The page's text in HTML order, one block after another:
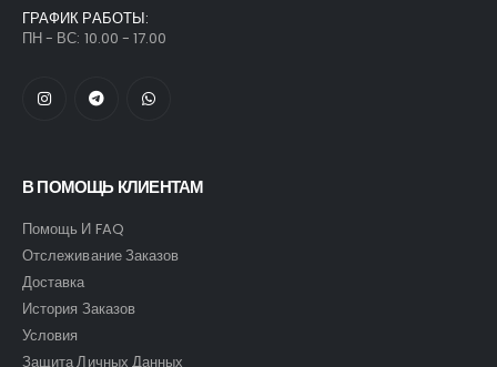
ГРАФИК РАБОТЫ:
ПН - ВС: 10.00 - 17.00
В ПОМОЩЬ КЛИЕНТАМ
Помощь И FAQ
Отслеживание Заказов
Доставка
История Заказов
Условия
Защита Личных Данных